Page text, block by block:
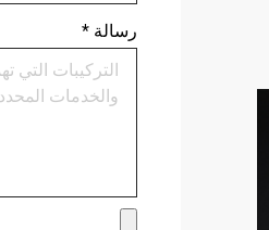
رسالة *